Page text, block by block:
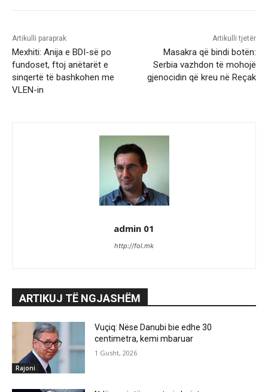
Artikulli paraprak
Mexhiti: Anija e BDI-së po
fundoset, ftoj anëtarët e
sinqertë të bashkohen me
VLEN-in
Artikulli tjetër
Masakra që bindi botën:
Serbia vazhdon të mohojë
gjenocidin që kreu në Reçak
admin 01
http://fol.mk
ARTIKUJ TË NGJASHËM
Rajoni
Vuçiq: Nëse Danubi bie edhe 30
centimetra, kemi mbaruar
1 Gusht, 2026